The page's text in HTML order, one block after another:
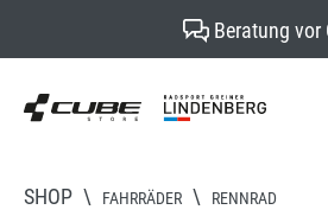
Beratung vor
SHOP \ FAHRRÄDER \ RENNRAD